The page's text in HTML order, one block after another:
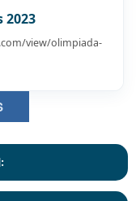
2023
view/olimpiada-